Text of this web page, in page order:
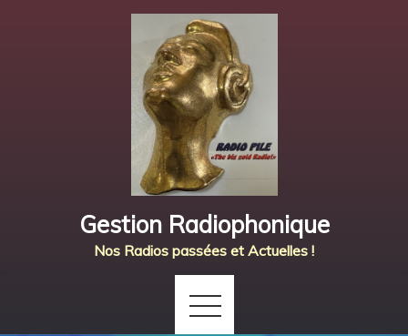
Gestion Radiophonique
Nos Radios passées et Actuelles !